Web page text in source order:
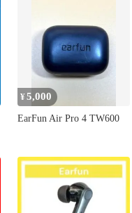
¥5,000
EarFun Air Pro 4 TW600